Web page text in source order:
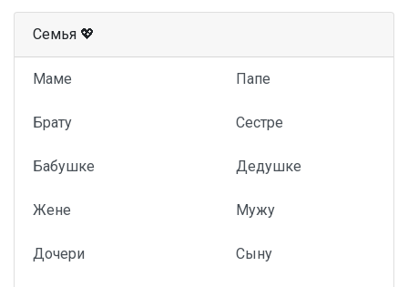
Семья 💖
Маме Папе
Брату Сестре
Бабушке Дедушке
Жене Мужу
Дочери Сыну